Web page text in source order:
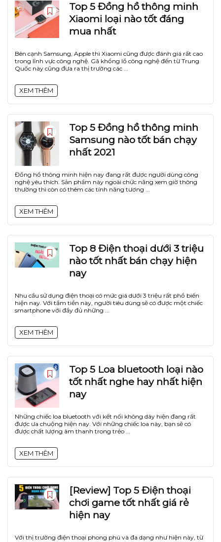
Top 5 Đồng hồ thông minh
Xiaomi loại nào tốt đáng
mua nhất
Bên cạnh Samsung, Apple thì Xiaomi cũng được đánh giá rất cao
trong lĩnh vực công nghệ. Gã khổng lồ công nghệ đến từ Trung
Quốc này cũng đưa ra thị trường các ...
XEM THÊM
Top 5 Đồng hồ thông minh
Samsung nào tốt bán chạy
nhất 2021
Đồng hồ thông minh hiện nay đang rất được người dùng công
nghệ yêu thích. Sản phẩm này ngoài chức năng xem giờ thông
thường thì còn có thêm các tính năng tương ...
XEM THÊM
Top 8 Điện thoại dưới 3 triệu
nào tốt nhất bán chạy hiện
nay
Nhu cầu sử dụng điện thoại có mức giá dưới 3 triệu rất phổ biến
hiện nay. Với tầm tiền này, người tiêu dùng sẽ có được một chiếc
smartphone với đầy đủ những ...
XEM THÊM
Top 5 Loa bluetooth loại nào
tốt nhất nghe hay nhất hiện
nay
Những chiếc loa bluetooth với kết nối không dây hiện đang rất
được ưa chuộng hiện nay. Với những chiếc loa này, bạn sẽ có
được chất lượng âm thanh trong trẻo ...
XEM THÊM
[Review] Top 5 Điện thoại
chơi game tốt nhất giá rẻ
hiện nay
Với thị trường điện thoại phong phú và đa dạng như hiện này, từ